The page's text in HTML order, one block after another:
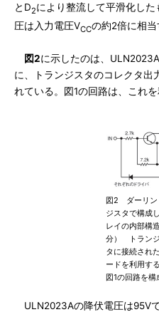
とD2により整流して平滑化し
圧は入力電圧VCCの約2倍に相当
図2に示したのは、
に、トランジスタのコレクタ出
れている。図1の回路は、これを
図2 ダーリン
ジスタで構成
レイの内部構
分） トラン
タに接続され
ードを利用す
図1の回路を構
ULN2023Aの降伏電圧は95V